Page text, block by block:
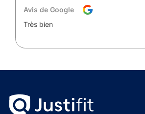
Avis de Google
Très bien